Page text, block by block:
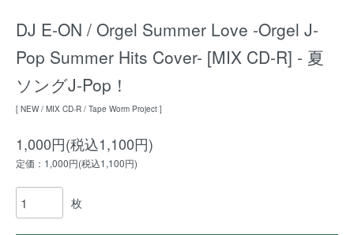
DJ E-ON / Orgel Summer Love -Orgel J-
Pop Summer Hits Cover- [MIX CD-R] - 夏
ソングJ-Pop！
[ NEW / MIX CD-R / Tape Worm Project ]
1,000円(税込1,100円)
定価：1,000円(税込1,100円)
枚